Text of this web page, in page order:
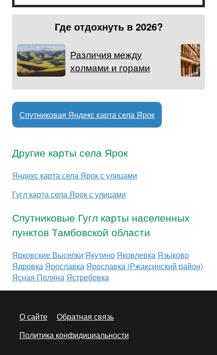
Где отдохнуть в 2026?
Различия между
холмами и горами
Спутниковая Яндекс карта села Ярок
Другие карты села Ярок
Яндекс карта села Ярок с улицами
Гугл карта села Ярок с улицами
Спутниковые Гугл карты населенных
пунктов Тамбовской области
Ярковские Выселки Якутино Яковлевка Языково
Ядровка Ярославка Ярославка (Ржаксинский район)
Ясная Поляна Ястребовка
О сайте
Обратная связь
Политика конфидициальности